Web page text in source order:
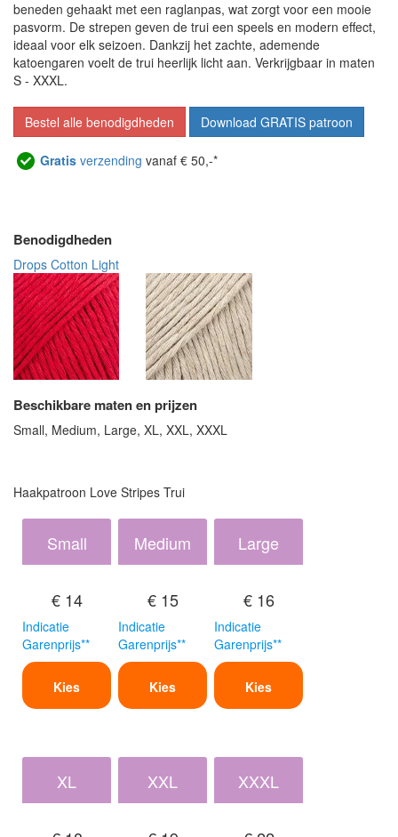
beneden gehaakt met een raglanpas, wat zorgt voor een mooie
pasvorm. De strepen geven de trui een speels en modern effect,
ideaal voor elk seizoen. Dankzij het zachte, ademende
katoengaren voelt de trui heerlijk licht aan. Verkrijgbaar in maten
S - XXXL.
Bestel alle benodigdheden Download GRATIS patroon
Gratis verzending vanaf € 50,-*
Benodigdheden
Drops Cotton Light
Beschikbare maten en prijzen
Small, Medium, Large, XL, XXL, XXXL
Haakpatroon Love Stripes Trui
Small
€ 14
Indicatie
Garenprijs**
Kies
Medium
€ 15
Indicatie
Garenprijs**
Kies
Large
€ 16
Indicatie
Garenprijs**
Kies
XL XXL XXXL